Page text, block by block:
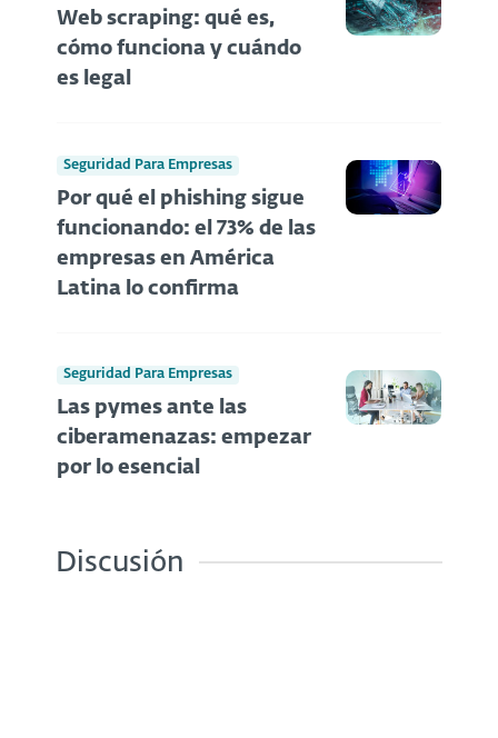
Web scraping: qué es,
cómo funciona y cuándo
es legal
Seguridad Para Empresas
Por qué el phishing sigue
funcionando: el 73% de las
empresas en América
Latina lo confirma
Seguridad Para Empresas
Las pymes ante las
ciberamenazas: empezar
por lo esencial
Discusión